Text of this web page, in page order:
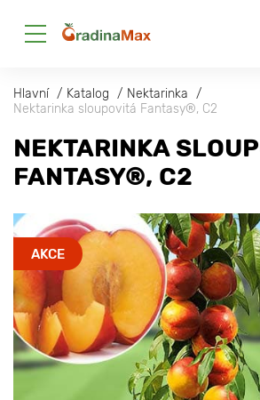
Hlavní Katalog
Nektarinka
Nektarinka sloupovitá Fantasy®, C2
NEKTARINKA
FANTASY®, C2
AKCE